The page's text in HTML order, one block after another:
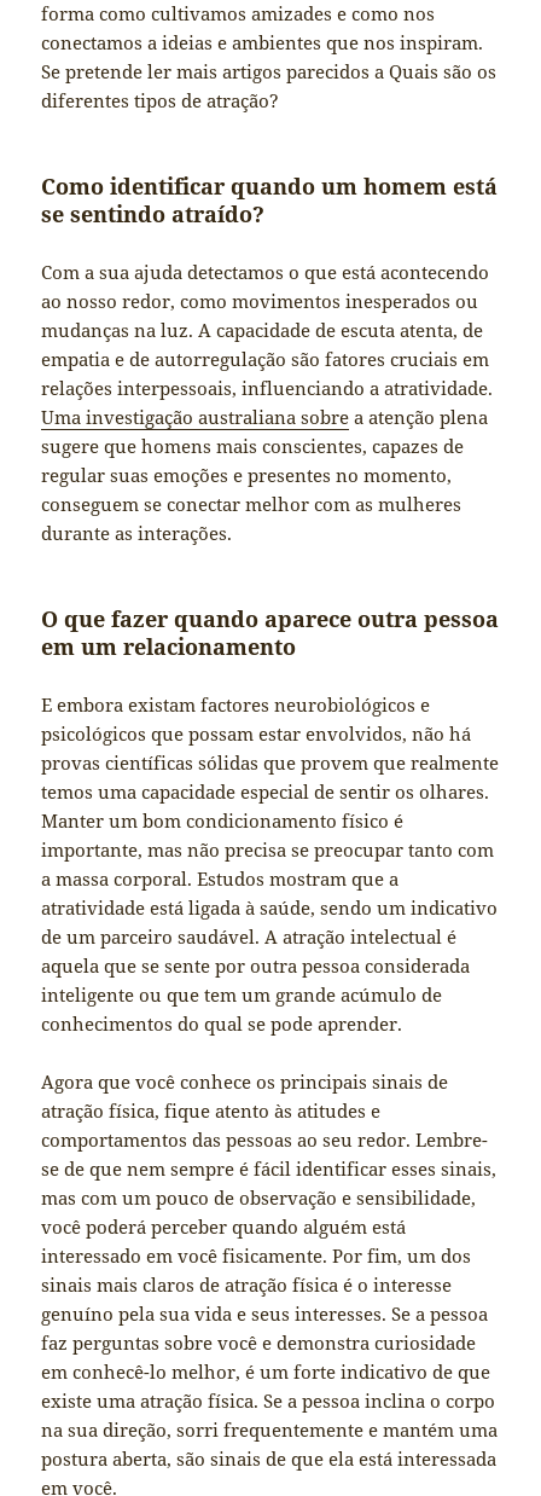
forma como cultivamos amizades e como nos
conectamos a ideias e ambientes que nos inspiram.
Se pretende ler mais artigos parecidos a Quais são os
diferentes tipos de atração?
Como identificar quando um homem está
se sentindo atraído?
Com a sua ajuda detectamos o que está acontecendo
ao nosso redor, como movimentos inesperados ou
mudanças na luz. A capacidade de escuta atenta, de
empatia e de autorregulação são fatores cruciais em
relações interpessoais, influenciando a atratividade.
Uma investigação australiana sobre a atenção plena
sugere que homens mais conscientes, capazes de
regular suas emoções e presentes no momento,
conseguem se conectar melhor com as mulheres
durante as interações.
O que fazer quando aparece outra pessoa
em um relacionamento
E embora existam factores neurobiológicos e
psicológicos que possam estar envolvidos, não há
provas científicas sólidas que provem que realmente
temos uma capacidade especial de sentir os olhares.
Manter um bom condicionamento físico é
importante, mas não precisa se preocupar tanto com
a massa corporal. Estudos mostram que a
atratividade está ligada à saúde, sendo um indicativo
de um parceiro saudável. A atração intelectual é
aquela que se sente por outra pessoa considerada
inteligente ou que tem um grande acúmulo de
conhecimentos do qual se pode aprender.
Agora que você conhece os principais sinais de
atração física, fique atento às atitudes e
comportamentos das pessoas ao seu redor. Lembre-
se de que nem sempre é fácil identificar esses sinais,
mas com um pouco de observação e sensibilidade,
você poderá perceber quando alguém está
interessado em você fisicamente. Por fim, um dos
sinais mais claros de atração física é o interesse
genuíno pela sua vida e seus interesses. Se a pessoa
faz perguntas sobre você e demonstra curiosidade
em conhecê-lo melhor, é um forte indicativo de que
existe uma atração física. Se a pessoa inclina o corpo
na sua direção, sorri frequentemente e mantém uma
postura aberta, são sinais de que ela está interessada
em você.